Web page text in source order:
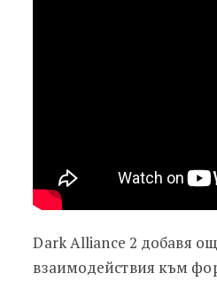
Dark Alliance 2 добавя
взаимодействия към